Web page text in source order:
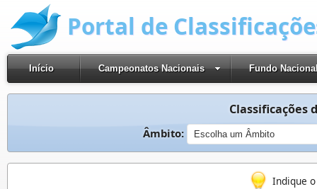
Portal de
Início Campeonatos Nacionais Fundo
Classificações
Âmbito:
Indique